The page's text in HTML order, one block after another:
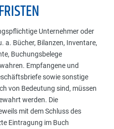
Unternehmer oder
a. Bücher, Bilanzen, Inventare,
Buchungsbelege
Empfangene und
sowie sonstige
von Bedeutung sind, müssen
werden. Die
mit dem Schluss des
Eintragung im Buch